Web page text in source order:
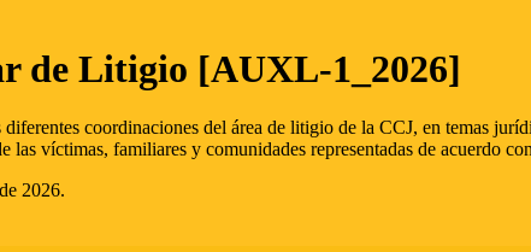
de Litigio [AUXL-1_2026]
coordinaciones del área de litigio de la CCJ, en temas
las víctimas, familiares y comunidades representadas de acuerdo
2026.